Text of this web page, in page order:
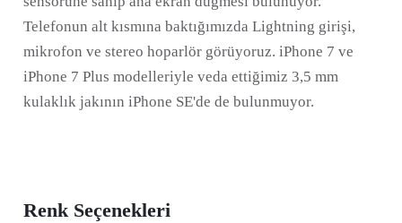
Telefonun alt kısmına baktığımızda Lightning girişi,
mikrofon ve stereo hoparlör görüyoruz. iPhone 7 ve
iPhone 7 Plus modelleriyle veda ettiğimiz 3,5 mm
kulaklık jakının iPhone SE'de de bulunmuyor.
Renk Seçenekleri